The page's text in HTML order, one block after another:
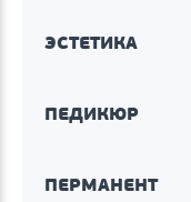
ЭСТЕТИКА
ПЕДИКЮР
ПЕРМАНЕНТ